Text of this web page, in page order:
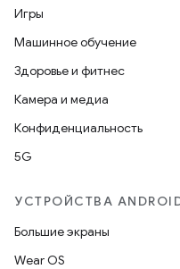
Игры
Машинное обучение
Здоровье и фитнес
Камера и медиа
Конфиденциальность
5G
УСТРОЙСТВА
Большие экраны
Wear OS